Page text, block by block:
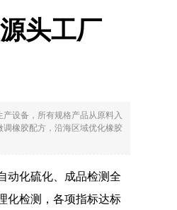
头工厂
设备，所有规格产品从原料入
橡胶配方，沿海区域优化橡胶
动化硫化、成品检测全
化检测，各项指标达标